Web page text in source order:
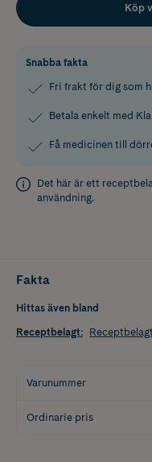
Köp
Snabba fakta
Fri frakt för dig som
Betala enkelt med
Få medicinen till
Det här är ett
användning.
Fakta
Hittas även bland
Receptbelagt: Receptbelagt
Varunummer
Ordinarie pris